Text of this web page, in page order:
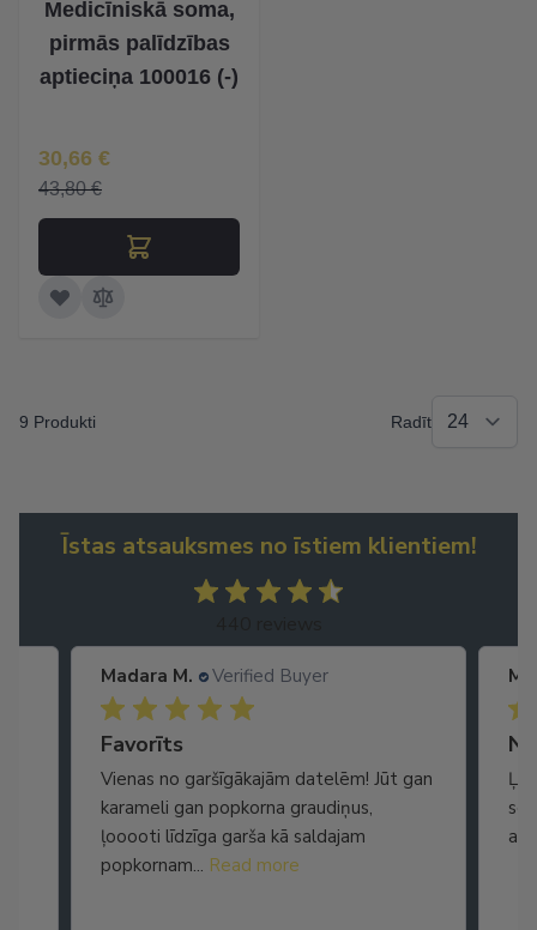
Medicīniskā soma,
pirmās palīdzības
aptieciņa 100016 (-)
Īpaša Cena
30,66 €
43,80 €
9 Produkti Radīt
Īstas atsauksmes no īstiem klientiem!
Madara M. Verified Buyer
Favorīts
Vienas no garšīgākajām datelēm! Jūt gan
karameli gan popkorna graudiņus,
ļooooti līdzīga garša kā saldajam
popkornam... Read more
arī